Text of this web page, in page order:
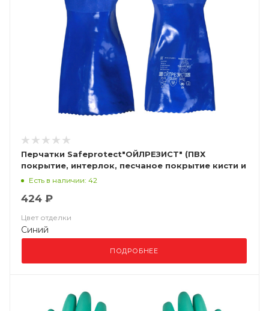
Перчатки Safeprotect"ОЙЛРЕЗИСТ" (ПВХ
покрытие, интерлок, песчаное покрытие кисти и
пальцев, дл.35см)
Есть в наличии: 42
424 ₽
Цвет отделки
Синий
ПОДРОБНЕЕ